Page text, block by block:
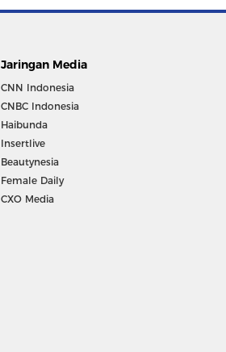
Jaringan Media
CNN Indonesia
CNBC Indonesia
Haibunda
Insertlive
Beautynesia
Female Daily
CXO Media